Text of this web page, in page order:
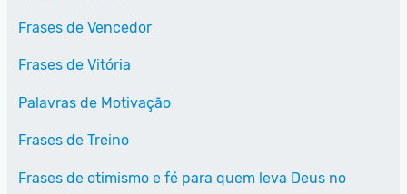
Frases de Vencedor
Frases de Vitória
Palavras de Motivação
Frases de Treino
Frases de otimismo e fé para quem leva Deus no